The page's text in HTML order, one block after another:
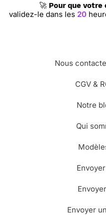
🚀 Pour que votre
validez-le dans les 20
Nous
CGV &
Notre
Qui
Envoyer